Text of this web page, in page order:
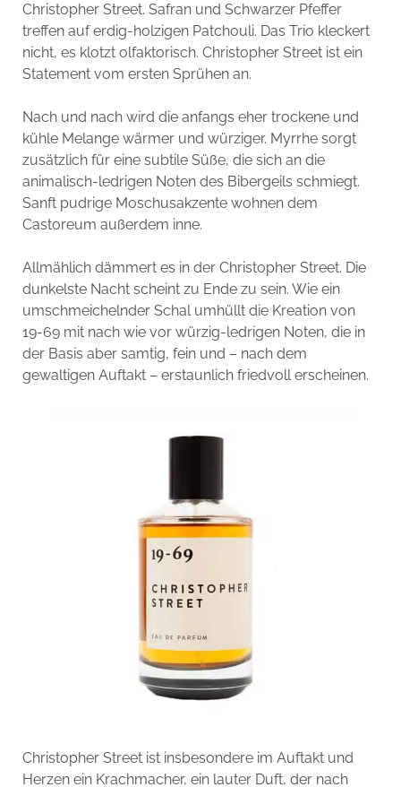
Christopher Street. Safran und Schwarzer Pfeffer
treffen auf erdig-holzigen Patchouli. Das Trio kleckert
nicht, es klotzt olfaktorisch. Christopher Street ist ein
Statement vom ersten Sprühen an.
Nach und nach wird die anfangs eher trockene und
kühle Melange wärmer und würziger. Myrrhe sorgt
zusätzlich für eine subtile Süße, die sich an die
animalisch-ledrigen Noten des Bibergeils schmiegt.
Sanft pudrige Moschusakzente wohnen dem
Castoreum außerdem inne.
Allmählich dämmert es in der Christopher Street. Die
dunkelste Nacht scheint zu Ende zu sein. Wie ein
umschmeichelnder Schal umhüllt die Kreation von
19-69 mit nach wie vor würzig-ledrigen Noten, die in
der Basis aber samtig, fein und – nach dem
gewaltigen Auftakt – erstaunlich friedvoll erscheinen.
Christopher Street ist insbesondere im Auftakt und
Herzen ein Krachmacher, ein lauter Duft, der nach